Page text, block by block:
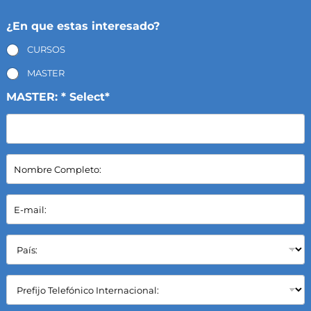
¿En que estas interesado?
CURSOS
MASTER
MASTER: * Select*
N
m
b
e
C
m
p
e
E
m
a
l
*
P
í
s
*
C
m